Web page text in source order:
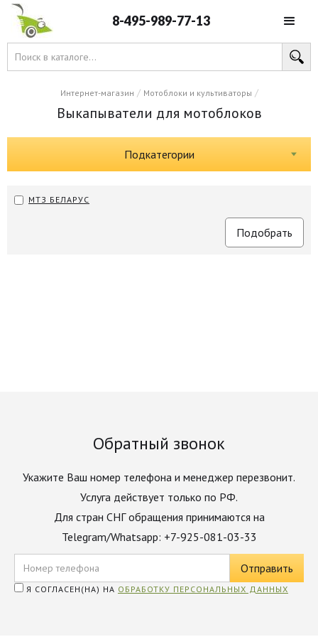
8-495-989-77-13
Интернет-магазин / Мотоблоки и культиваторы /
Выкапыватели для мотоблоков
Подкатегории
МТЗ БЕЛАРУС
Обратный звонок
Укажите Ваш номер телефона и менеджер перезвонит.
Услуга действует только по РФ.
Для стран СНГ обращения принимаются на
Telegram/Whatsapp: +7-925-081-03-33
Я СОГЛАСЕН(НА) НА ОБРАБОТКУ ПЕРСОНАЛЬНЫХ ДАННЫХ